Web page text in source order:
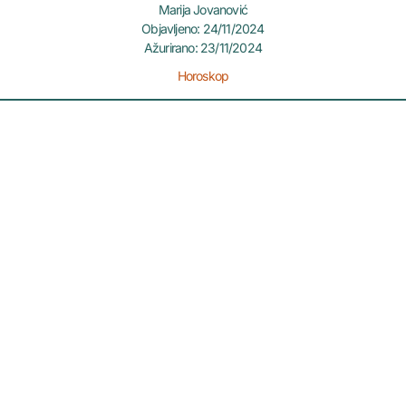
Marija Jovanović
Objavljeno: 24/11/2024
Ažurirano: 23/11/2024
Horoskop